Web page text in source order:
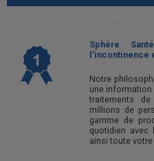
Sphère
l'incontinence
Notre
une
traitements
millions de
gamme de
quotidien avec
ainsi toute